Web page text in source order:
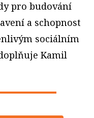
pro budování
a schopnost
sociálním
Kamil